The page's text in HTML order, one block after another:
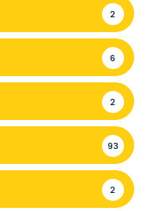
2
6
2
93
2